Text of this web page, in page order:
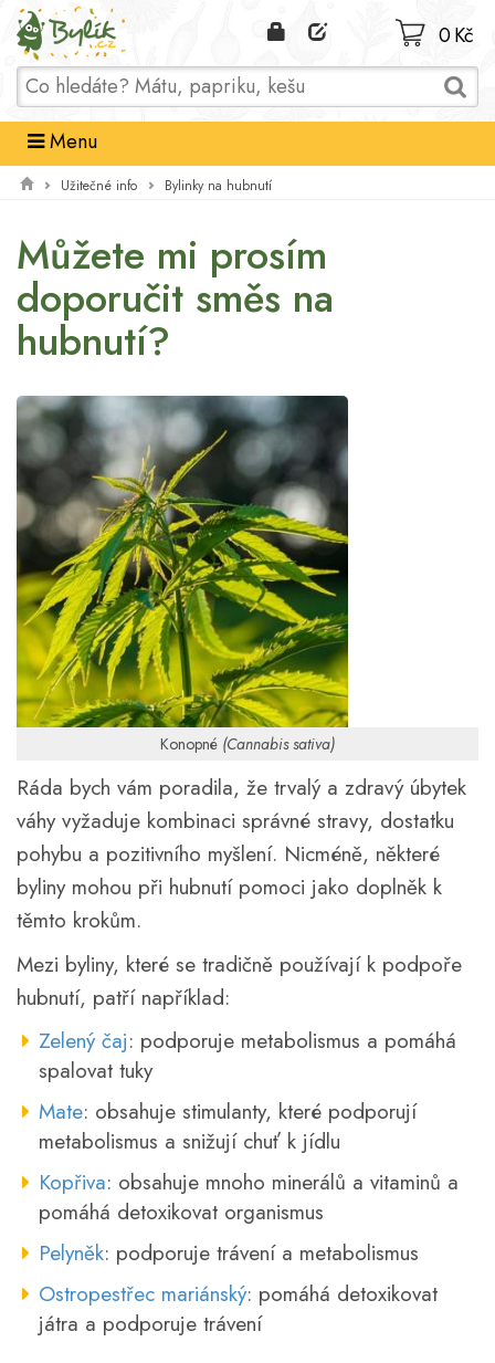
Domů
0 Kč
Menu
Užitečné info Bylinky na hubnutí
Můžete mi prosím
doporučit směs na
hubnutí?
Konopné (Cannabis sativa)
Ráda bych vám poradila, že trvalý a zdravý úbytek
váhy vyžaduje kombinaci správné stravy, dostatku
pohybu a pozitivního myšlení. Nicméně, některé
byliny mohou při hubnutí pomoci jako doplněk k
těmto krokům.
Mezi byliny, které se tradičně používají k podpoře
hubnutí, patří například:
Zelený čaj: podporuje metabolismus a pomáhá
spalovat tuky
Mate: obsahuje stimulanty, které podporují
metabolismus a snižují chuť k jídlu
Kopřiva: obsahuje mnoho minerálů a vitaminů a
pomáhá detoxikovat organismus
Pelyněk: podporuje trávení a metabolismus
Ostropestřec mariánský: pomáhá detoxikovat
játra a podporuje trávení